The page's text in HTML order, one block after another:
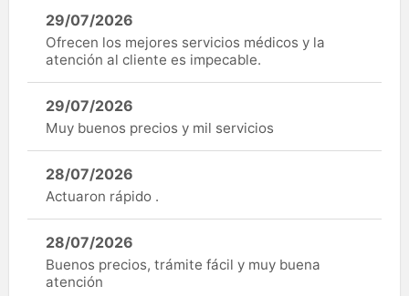
29/07/2026
Ofrecen los mejores servicios médicos y la
atención al cliente es impecable.
29/07/2026
Muy buenos precios y mil servicios
28/07/2026
Actuaron rápido .
28/07/2026
Buenos precios, trámite fácil y muy buena
atención